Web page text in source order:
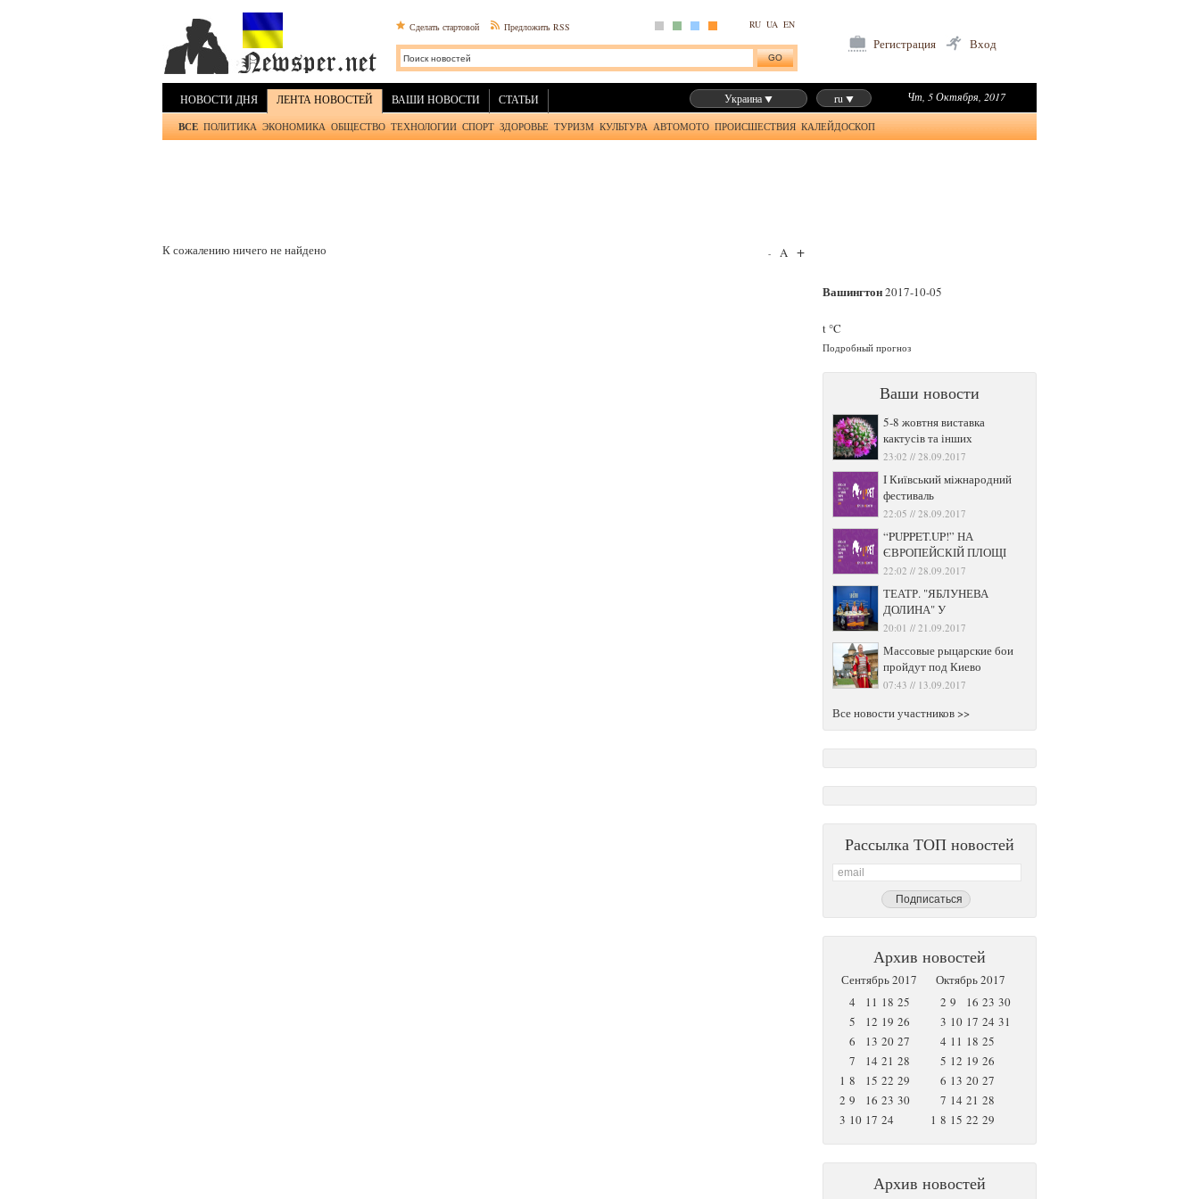
Сделать стартовой Предложить RSS RU UA EN
Регистрация Вход
НОВОСТИ ДНЯ ЛЕНТА НОВОСТЕЙ ВАШИ НОВОСТИ СТАТЬИ Чт, 5 Октября, 2017
ru
Украина
ВСЕ ПОЛИТИКА ЭКОНОМИКА ОБЩЕСТВО ТЕХНОЛОГИИ СПОРТ ЗДОРОВЬЕ ТУРИЗМ КУЛЬТУРА АВТОМОТО ПРОИСШЕСТВИЯ КАЛЕЙДОСКОП
- A +
К сожалению ничего не найдено
Вашингтон2017-10-05
t °C
Подробный прогноз
Ваши новости
5-8 жовтня виставка
кактусів та інших
23:02 // 28.09.2017
І Київський міжнародний
фестиваль
22:05 // 28.09.2017
“PUPPET.UP!” НА
ЄВРОПЕЙСКІЙ ПЛОЩІ
22:02 // 28.09.2017
ТЕАТР. "ЯБЛУНЕВА
ДОЛИНА" У
20:01 // 21.09.2017
Массовые рыцарские бои
пройдут под Киево
07:43 // 13.09.2017
Все новости участников >>
Рассылка ТОП новостей
Архив новостей
Сентябрь 2017
4
11 18 25
5
12 19 26
6
13 20 27
7
14 21 28
1 8 15 22 29
2 9 16 23 30
3 10 17 24
Октябрь 2017
2 9 16 23 30
3 10 17 24 31
4 11 18 25
5 12 19 26
6 13 20 27
7 14 21 28
1 8 15 22 29
Архив новостей